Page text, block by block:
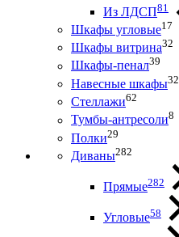
Из ЛДСП81
Шкафы угловые17
Шкафы витрина32
Шкафы-пенал39
Навесные шкафы32
Стеллажи62
Тумбы-антресоли8
Полки29
Диваны282
Прямые282
Угловые58